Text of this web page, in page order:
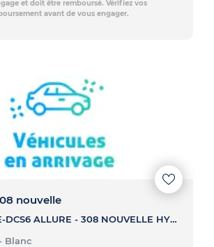
et doit être remboursé. Vérifiez vos
avant de vous engager.
nouvelle
HYBRID 145 E-DCS6 ALLURE - 308 NOUVELLE HYBRID 145 E-DCS6 ALLURE
Blanc